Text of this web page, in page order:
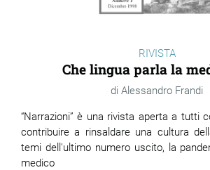
RIVISTA
Che lingua parla la
Alessandro Frandi
“Narrazioni” è una rivista aperta a tutti
contribuire a rinsaldare una cultura
temi dell'ultimo numero uscito, la
medico